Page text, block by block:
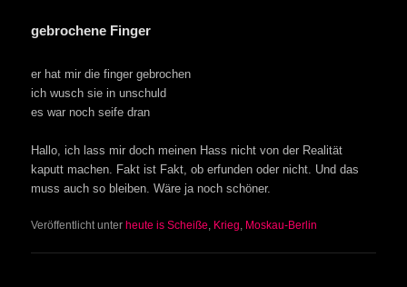
gebrochene Finger
er hat mir die finger gebrochen
ich wusch sie in unschuld
es war noch seife dran
Hallo, ich lass mir doch meinen Hass nicht von der Realität
kaputt machen. Fakt ist Fakt, ob erfunden oder nicht. Und das
muss auch so bleiben. Wäre ja noch schöner.
Veröffentlicht unter heute is Scheiße, Krieg, Moskau-Berlin